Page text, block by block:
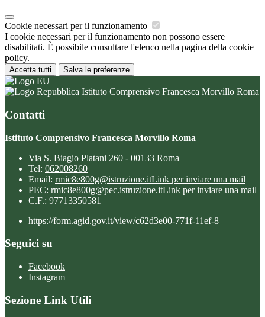
Cookie necessari per il funzionamento
I cookie necessari per il funzionamento non possono essere
disabilitati. È possibile consultare l'elenco nella pagina della cookie
policy.
Accetta tutti Salva le preferenze
Istituto Comprensivo Francesca Morvillo Roma
Contatti
Istituto Comprensivo Francesca Morvillo Roma
Via S. Biagio Platani 260 - 00133 Roma
Tel: 062008260
Email: rmic8e800g@istruzione.itLink per inviare una mail
PEC: rmic8e800g@pec.istruzione.itLink per inviare una mail
C.F.: 97713350581
https://form.agid.gov.it/view/c62d3e00-771f-11ef-8
Seguici su
Facebook
Instagram
Sezione Link Utili